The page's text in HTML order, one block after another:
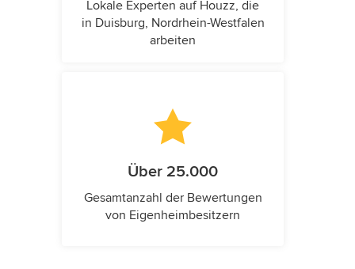
Lokale Experten auf Houzz, die
in Duisburg, Nordrhein-Westfalen
arbeiten
Über 25.000
Gesamtanzahl der Bewertungen
von Eigenheimbesitzern